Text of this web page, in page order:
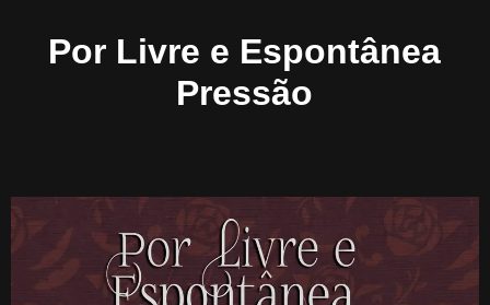
Por Livre e Espontânea
Pressão